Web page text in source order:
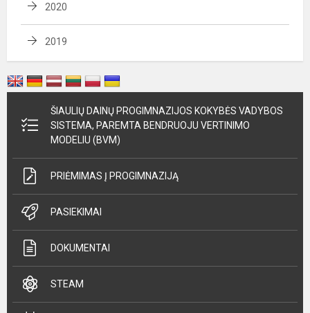
2020
2019
ŠIAULIŲ DAINŲ PROGIMNAZIJOS KOKYBĖS VADYBOS
SISTEMA, PAREMTA BENDRUOJU VERTINIMO
MODELIU (BVM)
PRIĖMIMAS Į PROGIMNAZIJĄ
PASIEKIMAI
DOKUMENTAI
STEAM